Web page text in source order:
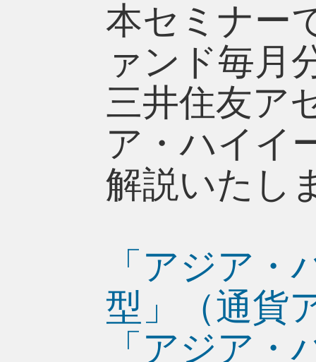
本セミナー
ァンド毎月
三井住友ア
ア・ハイイ
解説いたし
「アジア
型」（通貨
「アジア